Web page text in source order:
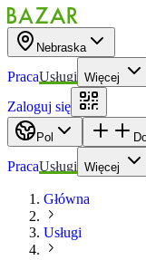
Nebraska
PracaUsługi Więcej
Zaloguj się
Pol
PracaUsługi Więcej
Główna
Usługi